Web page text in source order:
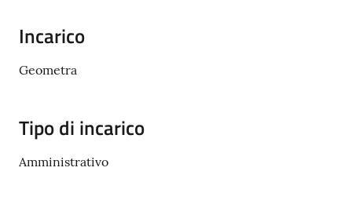
e
Incarico
Geometra
Tipo di incarico
Amministrativo